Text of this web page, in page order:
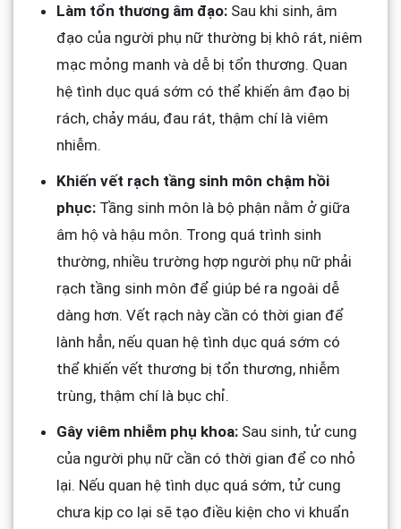
Làm tổn thương âm đạo:Sau khi sinh, âm
đạo của người phụ nữ thường bị khô rát, niêm
mạc mỏng manh và dễ bị tổn thương. Quan
hệ tình dục quá sớm có thể khiến âm đạo bị
rách, chảy máu, đau rát, thậm chí là viêm
nhiễm.
Khiến vết rạch tầng sinh môn chậm hồi
phục:Tầng sinh môn là bộ phận nằm ở giữa
âm hộ và hậu môn. Trong quá trình sinh
thường, nhiều trường hợp người phụ nữ phải
rạch tầng sinh môn để giúp bé ra ngoài dễ
dàng hơn. Vết rạch này cần có thời gian để
lành hẳn, nếu quan hệ tình dục quá sớm có
thể khiến vết thương bị tổn thương, nhiễm
trùng, thậm chí là bục chỉ.
Gây viêm nhiễm phụ khoa:Sau sinh, tử cung
của người phụ nữ cần có thời gian để co nhỏ
lại. Nếu quan hệ tình dục quá sớm, tử cung
chưa kịp co lại sẽ tạo điều kiện cho vi khuẩn